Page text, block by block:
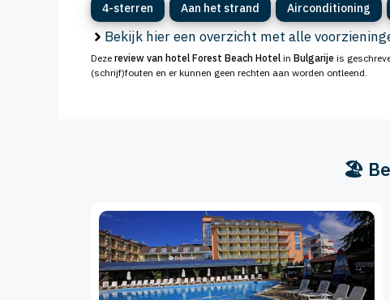
4-sterren Aan het strand Airconditioning
Bekijk hier een overzicht met alle
Deze review van hotel Forest Beach Hotel in Bulgarije is
(schrijf)fouten en er kunnen geen rechten aan worden ontleend.
🏖️